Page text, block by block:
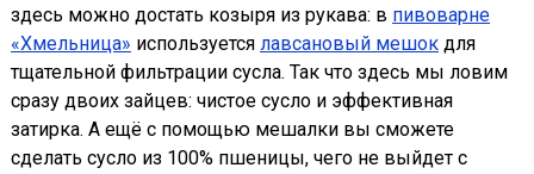
здесь можно достать козыря из рукава: в пивоварне
«Хмельница» используется лавсановый мешок для
тщательной фильтрации сусла. Так что здесь мы ловим
сразу двоих зайцев: чистое сусло и эффективная
затирка. А ещё с помощью мешалки вы сможете
сделать сусло из 100% пшеницы, чего не выйдет с